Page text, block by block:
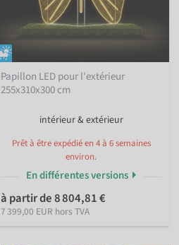
Papillon LED pour l'extérieur
255x310x300 cm
intérieur & extérieur
Prêt à être expédié en 4 à 6 semaines
environ.
En différentes versions
à partir de 8 804,81 €
7 399,00 EUR hors TVA